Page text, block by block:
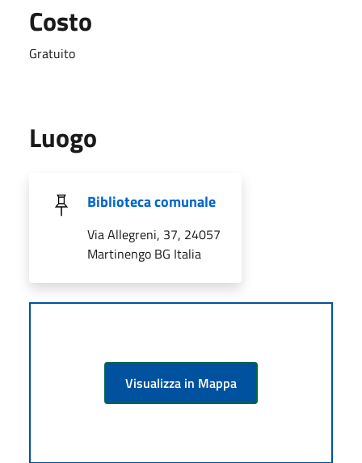
Costo
Gratuito
Luogo
Biblioteca comunale
Via Allegreni, 37, 24057
Martinengo BG Italia
Visualizza in Mappa